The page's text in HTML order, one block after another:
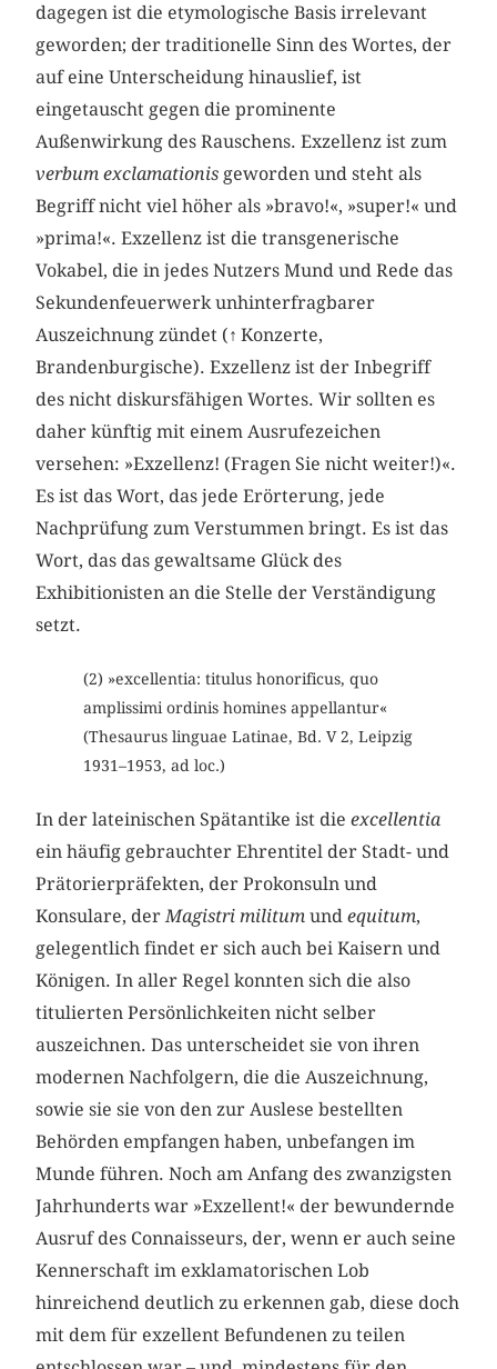
dagegen ist die etymologische Basis irrelevant
geworden; der traditionelle Sinn des Wortes, der
auf eine Unterscheidung hinauslief, ist
eingetauscht gegen die prominente
Außenwirkung des Rauschens. Exzellenz ist zum
verbum exclamationis geworden und steht als
Begriff nicht viel höher als »bravo!«, »super!« und
»prima!«. Exzellenz ist die transgenerische
Vokabel, die in jedes Nutzers Mund und Rede das
Sekundenfeuerwerk unhinterfragbarer
Auszeichnung zündet (↑Konzerte,
Brandenburgische). Exzellenz ist der Inbegriff
des nicht diskursfähigen Wortes. Wir sollten es
daher künftig mit einem Ausrufezeichen
versehen: »Exzellenz! (Fragen Sie nicht weiter!)«.
Es ist das Wort, das jede Erörterung, jede
Nachprüfung zum Verstummen bringt. Es ist das
Wort, das das gewaltsame Glück des
Exhibitionisten an die Stelle der Verständigung
setzt.
(2) »excellentia: titulus honorificus, quo
amplissimi ordinis homines appellantur«
(Thesaurus linguae Latinae, Bd. V 2, Leipzig
1931–1953, ad loc.)
In der lateinischen Spätantike ist dieexcellentia
ein häufig gebrauchter Ehrentitel der Stadt- und
Prätorierpräfekten, der Prokonsuln und
Konsulare, derMagistri militum undequitum,
gelegentlich findet er sich auch bei Kaisern und
Königen. In aller Regel konnten sich die also
titulierten Persönlichkeiten nicht selber
auszeichnen. Das unterscheidet sie von ihren
modernen Nachfolgern, die die Auszeichnung,
sowie sie sie von den zur Auslese bestellten
Behörden empfangen haben, unbefangen im
Munde führen. Noch am Anfang des zwanzigsten
Jahrhunderts war »Exzellent!« der bewundernde
Ausruf des Connaisseurs, der, wenn er auch seine
Kennerschaft im exklamatorischen Lob
hinreichend deutlich zu erkennen gab, diese doch
mit dem für exzellent Befundenen zu teilen